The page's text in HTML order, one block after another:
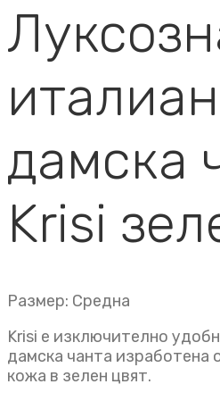
дамска
Krisi
Размер: Средна
Krisi е изключително
дамска чанта изработена
кожа в зелен цвят.